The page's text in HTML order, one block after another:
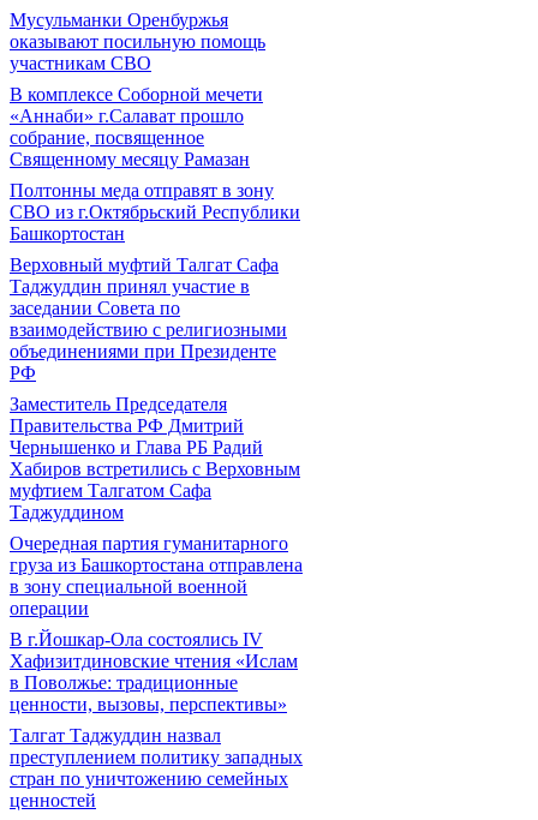
Мусульманки Оренбуржья
оказывают посильную помощь
участникам СВО
В комплексе Соборной мечети
«Аннаби» г.Салават прошло
собрание, посвященное
Священному месяцу Рамазан
Полтонны меда отправят в зону
СВО из г.Октябрьский Республики
Башкортостан
Верховный муфтий Талгат Сафа
Таджуддин принял участие в
заседании Совета по
взаимодействию с религиозными
объединениями при Президенте
РФ
Заместитель Председателя
Правительства РФ Дмитрий
Чернышенко и Глава РБ Радий
Хабиров встретились с Верховным
муфтием Талгатом Сафа
Таджуддином
Очередная партия гуманитарного
груза из Башкортостана отправлена
в зону специальной военной
операции
В г.Йошкар-Ола состоялись IV
Хафизитдиновские чтения «Ислам
в Поволжье: традиционные
ценности, вызовы, перспективы»
Талгат Таджуддин назвал
преступлением политику западных
стран по уничтожению семейных
ценностей